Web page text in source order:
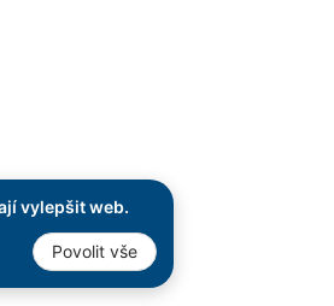
vylepšit web.
Povolit vše